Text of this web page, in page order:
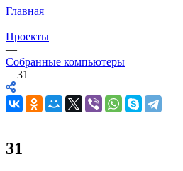
Главная
—
Проекты
—
Собранные компьютеры
—31
31